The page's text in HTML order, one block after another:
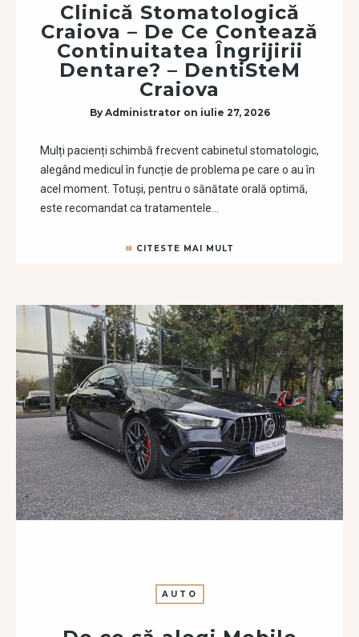
Clinică Stomatologică
Craiova – De Ce Contează
Continuitatea Îngrijirii
Dentare? – DentiSteM
Craiova
By Administrator on iulie 27, 2026
Mulți pacienți schimbă frecvent cabinetul stomatologic,
alegând medicul în funcție de problema pe care o au în
acel moment. Totuși, pentru o sănătate orală optimă,
este recomandat ca tratamentele…
CITESTE MAI MULT
AUTO